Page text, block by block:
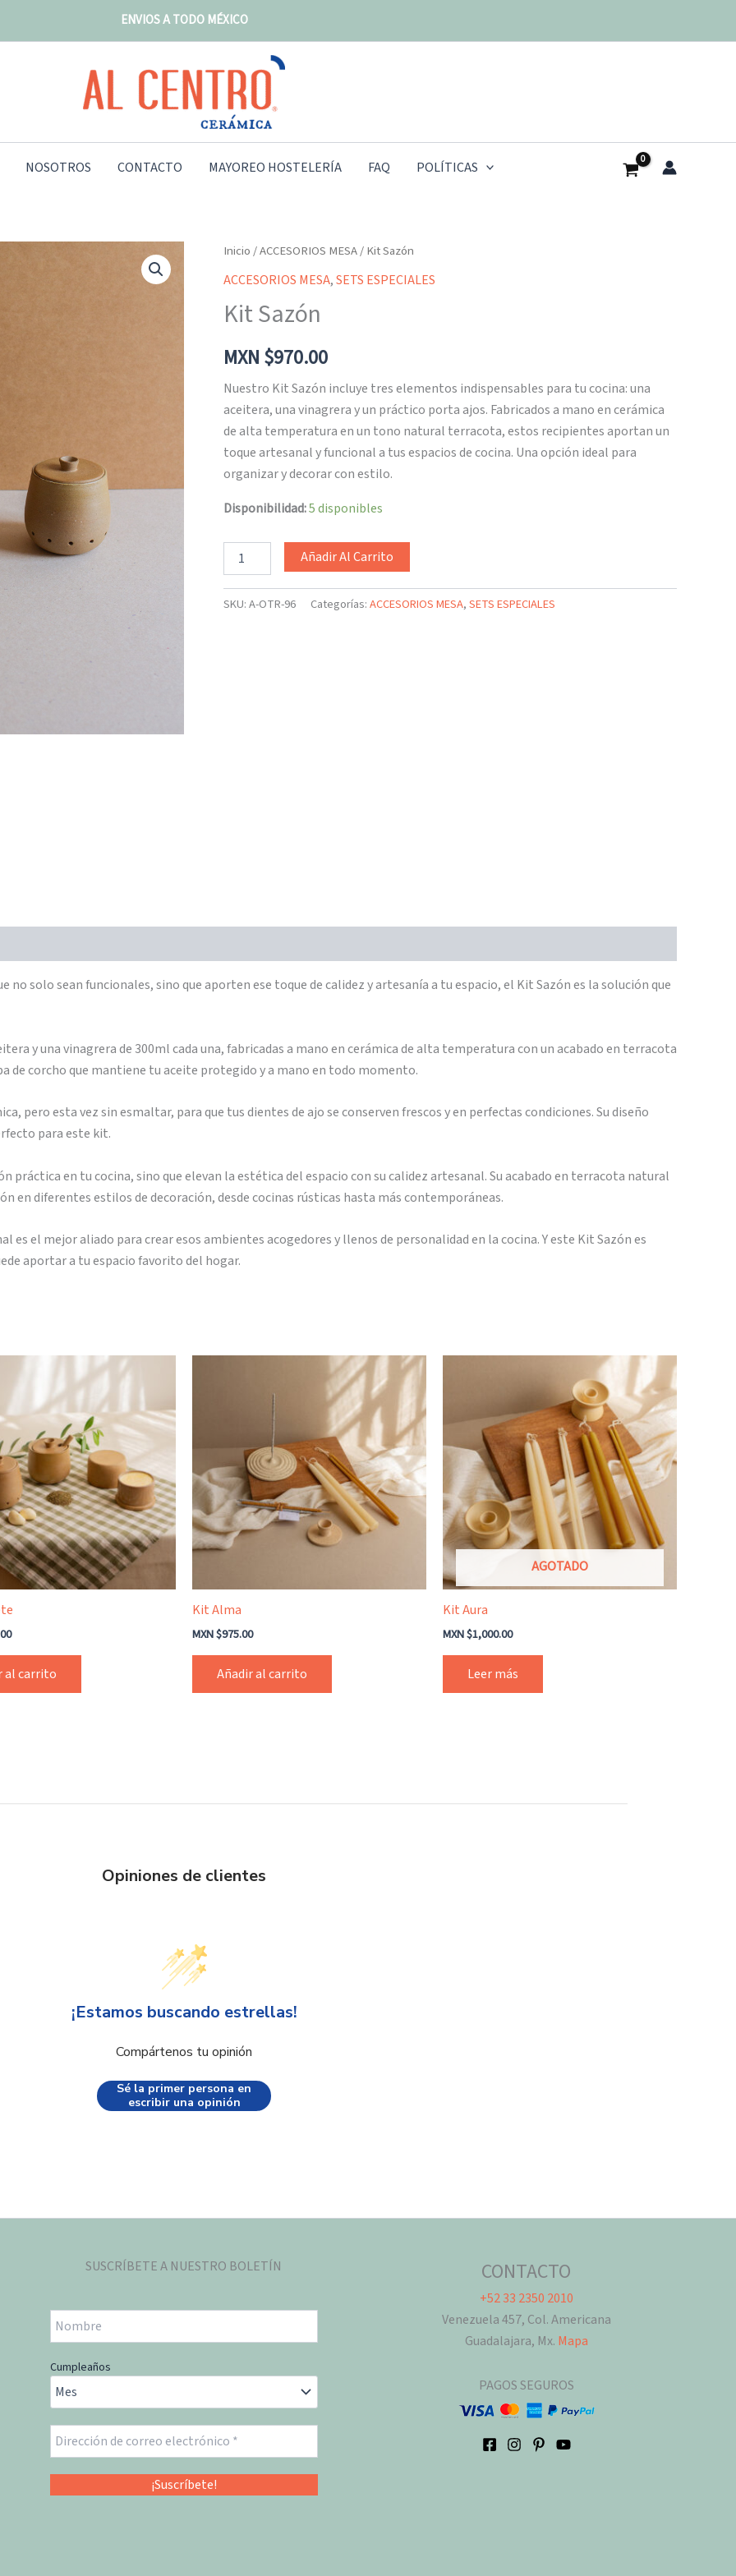
ENVIOS A TODO MÉXICO
NOSOTROS CONTACTO MAYOREO HOSTELERÍA FAQ POLÍTICAS
Inicio/ACCESORIOS MESA/ Kit Sazón
ACCESORIOS MESA,SETS ESPECIALES
Kit Sazón
MXN $970.00
Nuestro Kit Sazón incluye tres elementos indispensables para tu cocina: una
aceitera, una vinagrera y un práctico porta ajos. Fabricados a mano en cerámica
de alta temperatura en un tono natural terracota, estos recipientes aportan un
toque artesanal y funcional a tus espacios de cocina. Una opción ideal para
organizar y decorar con estilo.
Disponibilidad:5 disponibles
Kit
cantidad
Añadir Al Carrito
SKU:A-OTR-96 Categorías:ACCESORIOS MESA,SETS ESPECIALES
no solo sean funcionales, sino que aporten ese toque de calidez y artesanía a tu espacio, el Kit Sazón es la solución que
y una vinagrera de 300ml cada una, fabricadas a mano en cerámica de alta temperatura con un acabado en terracota
de corcho que mantiene tu aceite protegido y a mano en todo momento.
pero esta vez sin esmaltar, para que tus dientes de ajo se conserven frescos y en perfectas condiciones. Su diseño
para este kit.
práctica en tu cocina, sino que elevan la estética del espacio con su calidez artesanal. Su acabado en terracota natural
en diferentes estilos de decoración, desde cocinas rústicas hasta más contemporáneas.
es el mejor aliado para crear esos ambientes acogedores y llenos de personalidad en la cocina. Y este Kit Sazón es
aportar a tu espacio favorito del hogar.
al carrito
Kit Alma
MXN $975.00
Añadir al carrito
AGOTADO
Kit Aura
MXN $1,000.00
Leer más
Opiniones de clientes
¡Estamos buscando estrellas!
Compártenos tu opinión
Sé la primer persona en
escribir una opinión
SUSCRÍBETE A NUESTRO BOLETÍN
Cumpleaños
CONTACTO
+52 33 2350 2010
Venezuela 457, Col. Americana
Guadalajara, Mx. Mapa
PAGOS SEGUROS